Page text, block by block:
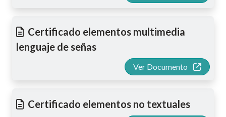
Certificado elementos multimedia
lenguaje de señas
Ver Documento
Certificado elementos no textuales